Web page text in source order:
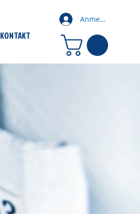
Anmelden
KONTAKT